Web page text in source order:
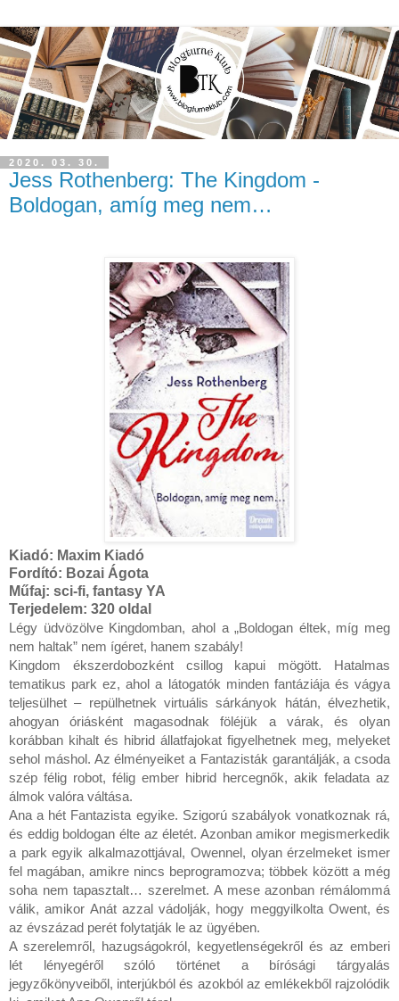
2020. 03. 30.
Jess Rothenberg: The Kingdom -
Boldogan, amíg meg nem…
Kiadó: Maxim Kiadó
Fordító: Bozai Ágota
Műfaj: sci-fi, fantasy YA
Terjedelem: 320 oldal
Légy üdvözölve Kingdomban, ahol a „Boldogan éltek, míg meg
nem haltak” nem ígéret, hanem szabály!
Kingdom ékszerdobozként csillog kapui mögött. Hatalmas
tematikus park ez, ahol a látogatók minden fantáziája és vágya
teljesülhet – repülhetnek virtuális sárkányok hátán, élvezhetik,
ahogyan óriásként magasodnak föléjük a várak, és olyan
korábban kihalt és hibrid állatfajokat figyelhetnek meg, melyeket
sehol máshol. Az élményeiket a Fantazisták garantálják, a csoda
szép félig robot, félig ember hibrid hercegnők, akik feladata az
álmok valóra váltása.
Ana a hét Fantazista egyike. Szigorú szabályok vonatkoznak rá,
és eddig boldogan élte az életét. Azonban amikor megismerkedik
a park egyik alkalmazottjával, Owennel, olyan érzelmeket ismer
fel magában, amikre nincs beprogramozva; többek között a még
soha nem tapasztalt… szerelmet. A mese azonban rémálommá
válik, amikor Anát azzal vádolják, hogy meggyilkolta Owent, és
az évszázad perét folytatják le az ügyében.
A szerelemről, hazugságokról, kegyetlenségekről és az emberi
lét lényegéről szóló történet a bírósági tárgyalás
jegyzőkönyveiből, interjúkból és azokból az emlékekből rajzolódik